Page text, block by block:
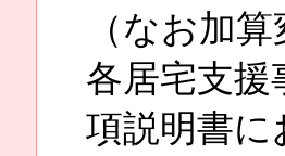
（なお加
各居宅支援
項説明書